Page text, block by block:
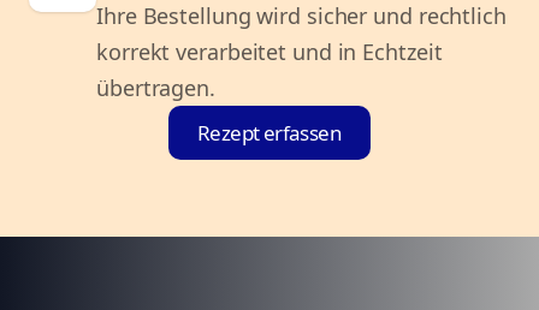
Ihre Bestellung wird sicher und rechtlich
korrekt verarbeitet und in Echtzeit
übertragen.
Rezept erfassen